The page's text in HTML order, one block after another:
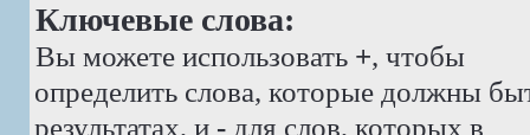
Ключевые слова:
Вы можете использовать +, чтобы
определить слова, которые должны
результатах, и - для слов, которых в